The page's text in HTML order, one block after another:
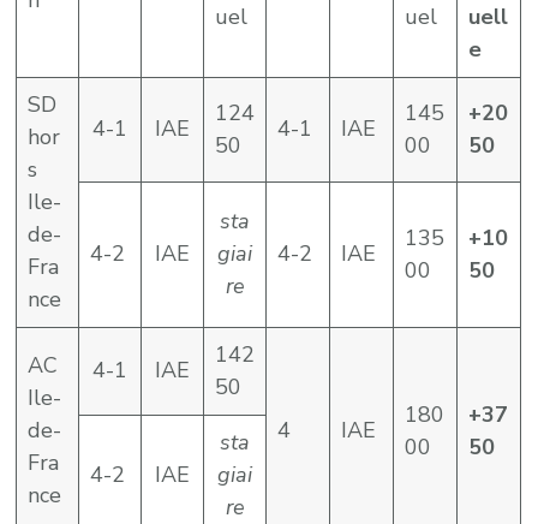
uel uel
uell
e
SD
hor
s
Ile-
de-
Fra
nce
4-1 IAE
124
50
4-1 IAE
145
00
+20
50
4-2 IAE
sta
giai
re
4-2 IAE
135
00
+10
50
AC
Ile-
de-
Fra
nce
4-1 IAE
142
50
4
IAE
180
00
+37
50
4-2
IAE
sta
giai
re